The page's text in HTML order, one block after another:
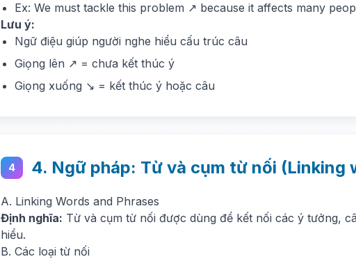
Ex: We must tackle this problem ↗ because it affects many
Lưu ý:
Ngữ điệu giúp người nghe hiểu cấu trúc câu
Giọng lên ↗ = chưa kết thúc ý
Giọng xuống ↘ = kết thúc ý hoặc câu
4 4. Ngữ pháp: Từ và cụm từ nối (Linking
A. Linking Words and Phrases
Định nghĩa: Từ và cụm từ nối được dùng để kết nối các ý tưởng,
hiểu.
B. Các loại từ nối